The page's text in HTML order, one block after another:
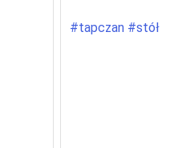
#tapczan #stół